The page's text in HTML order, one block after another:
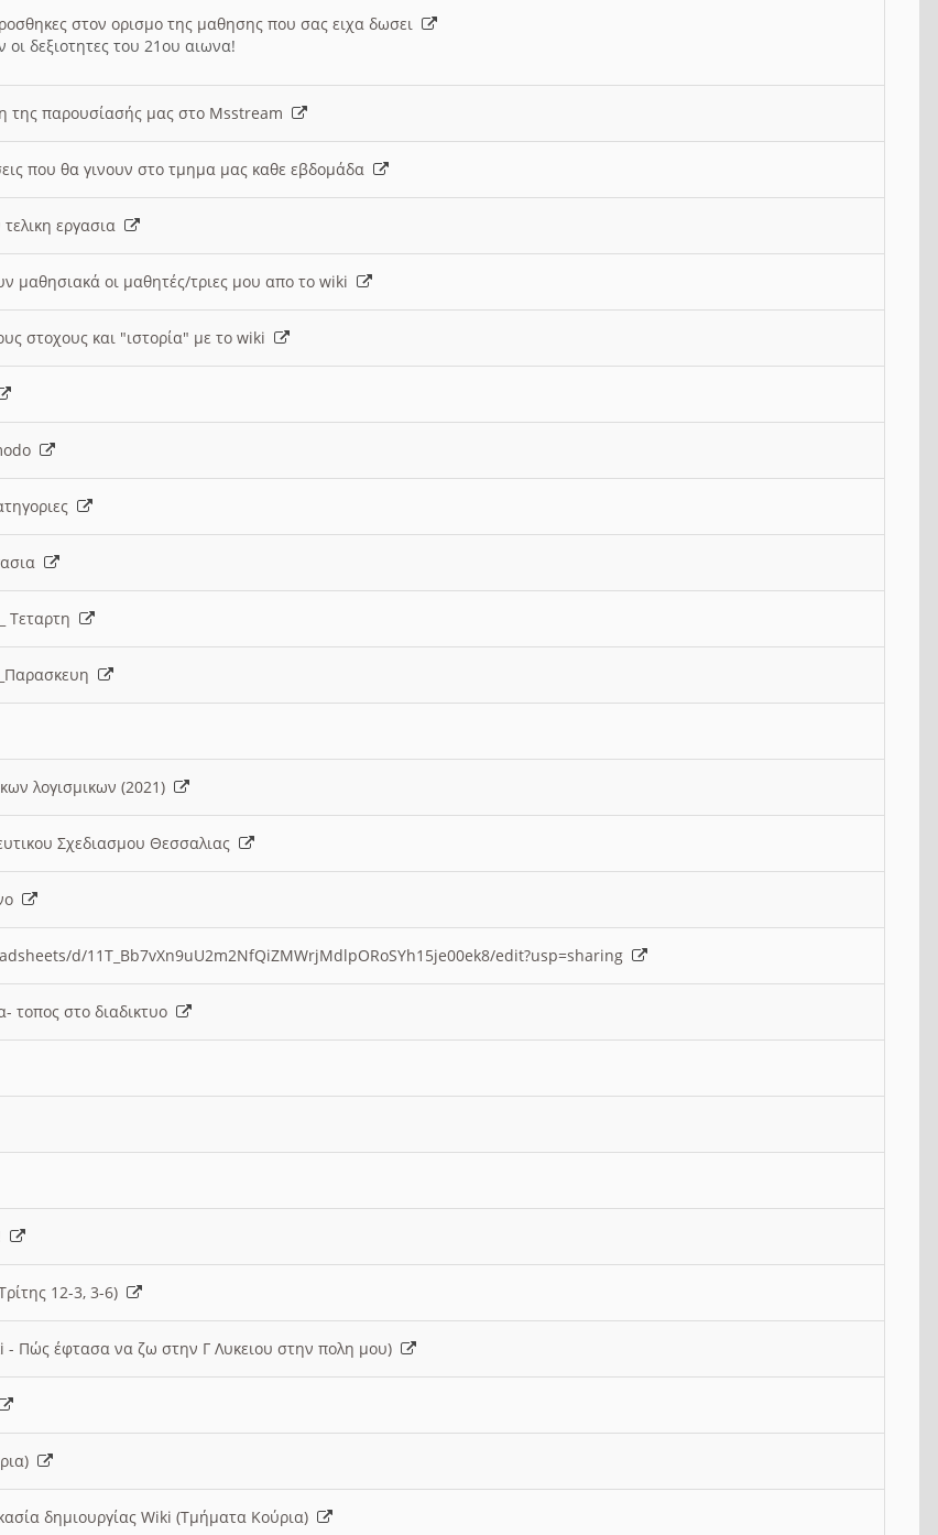
στον ορισμο της μαθησης που σας ειχα δωσει
δεξιοτητες του 21ου αιωνα!
της παρουσίασής μας στο Msstream
που θα γινουν στο τμημα μας καθε εβδομάδα
εργασια
μαθησιακά οι μαθητές/τριες μου απο το wiki
στοχους και "ιστορία" με το wiki
Τεταρτη
λογισμικων (2021)
Σχεδιασμου Θεσσαλιας
d/11T_Bb7vXn9uU2m2NfQiZMWrjMdlpORoSYh15je00ek8/edit?usp=sharing
τοπος στο διαδικτυο
12-3, 3-6)
- Πώς έφτασα να ζω στην Γ Λυκειου στην πολη μου)
δημιουργίας Wiki (Τμήματα Κούρια)